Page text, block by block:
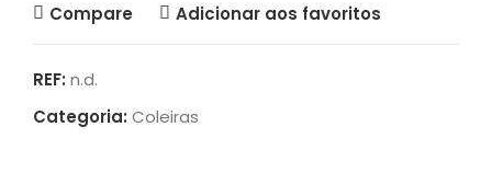
Compare Adicionar aos favoritos
REF: n.d.
Categoria: Coleiras